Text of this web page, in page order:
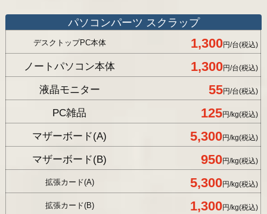
パソコンパーツ スクラップ
デスクトップPC本体 1,300円/台(税込)
ノートパソコン本体 1,300円/台(税込)
液晶モニター 55円/台(税込)
PC雑品 125円/kg(税込)
マザーボード(A) 5,300円/kg(税込)
マザーボード(B) 950円/kg(税込)
拡張カード(A) 5,300円/kg(税込)
拡張カード(B) 1,300円/kg(税込)